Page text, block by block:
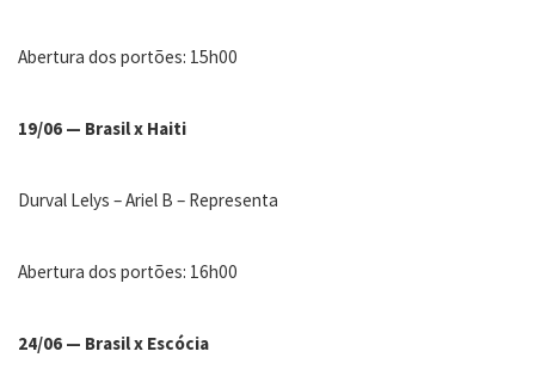
Abertura dos portões: 15h00
19/06 — Brasil x Haiti
Durval Lelys – Ariel B – Representa
Abertura dos portões: 16h00
24/06 — Brasil x Escócia